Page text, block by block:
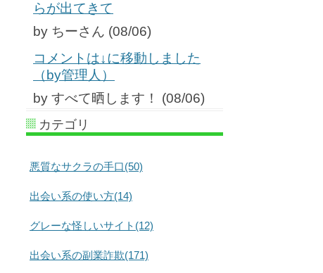
らが出てきて
by ちーさん (08/06)
コメントは↓に移動しました
（by管理人）
by すべて晒します！ (08/06)
カテゴリ
悪質なサクラの手口(50)
出会い系の使い方(14)
グレーな怪しいサイト(12)
出会い系の副業詐欺(171)